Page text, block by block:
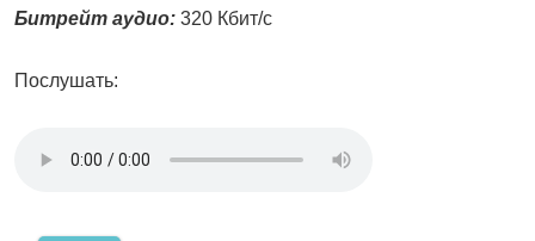
Битрейт аудио: 320 Кбит/с
Послушать: